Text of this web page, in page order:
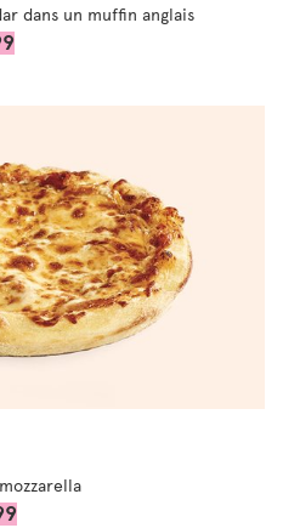
dans un muffin anglais